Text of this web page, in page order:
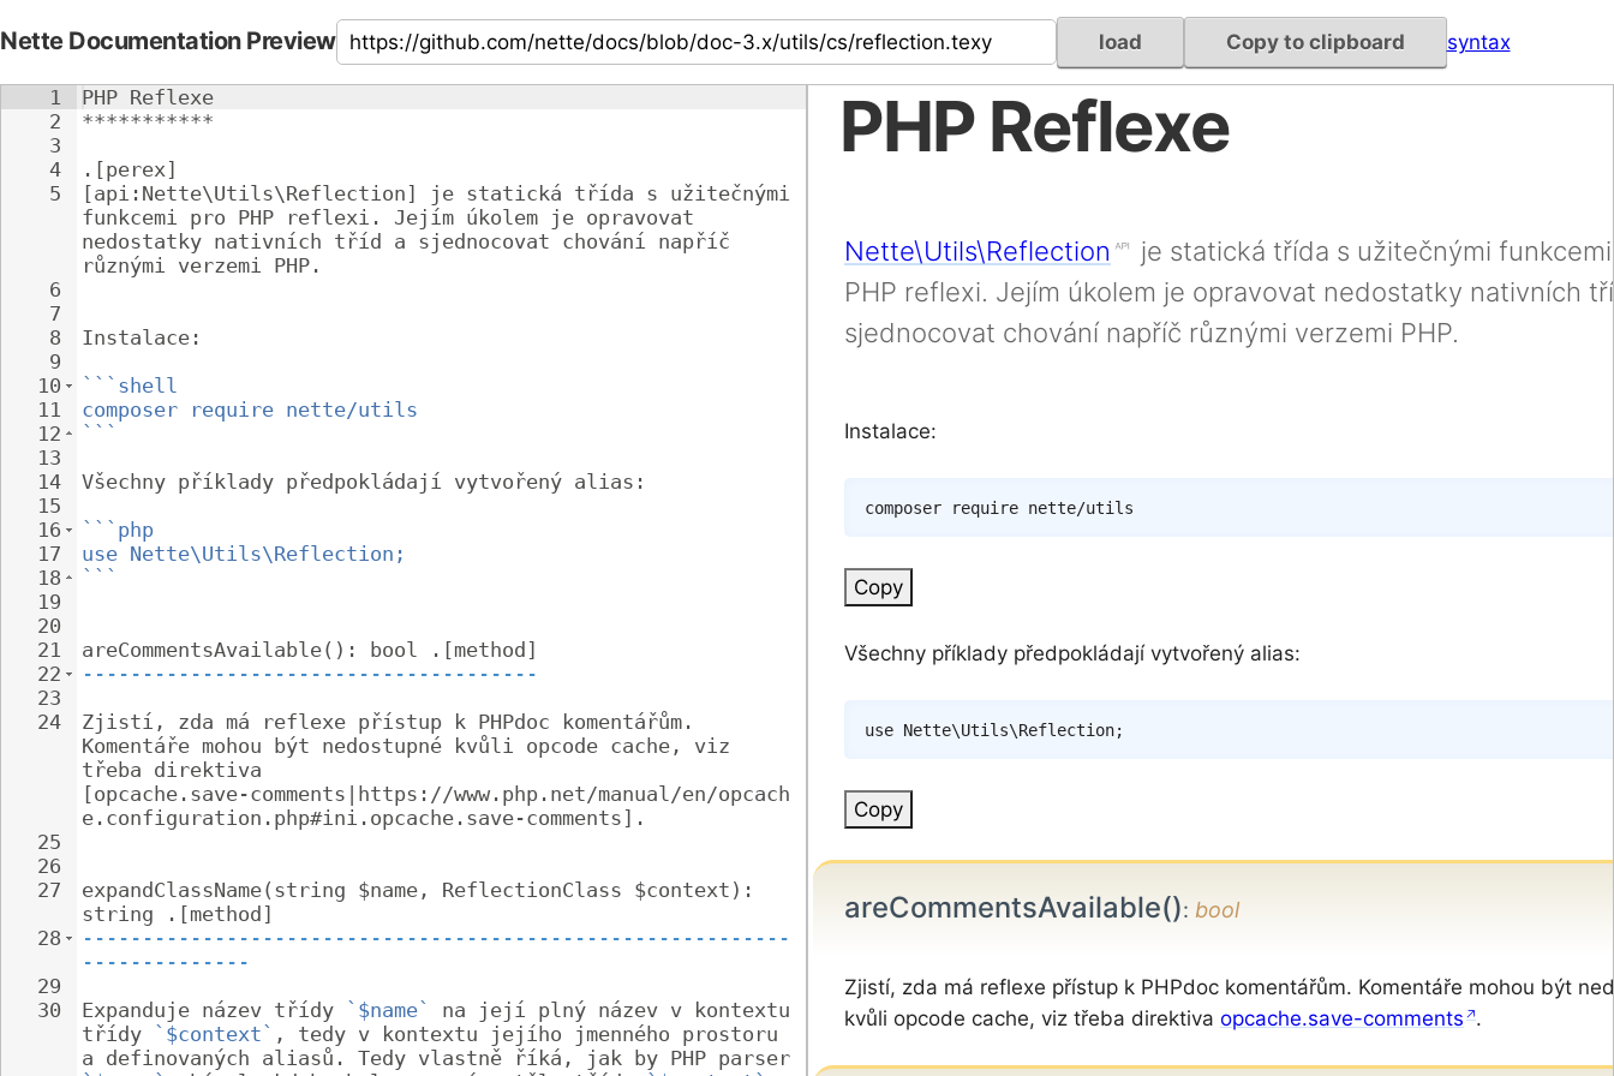
Nette Documentation Preview load Copy to clipboard syntax
1
2
3
4
5
6
7
8
9
10
11
12
13
14
15
16
17
18
19
20
21
22
23
24
25
26
27
28
29
30
PHP Reflexe
***********
.[perex]
[api:Nette\Utils\Reflection] je statická třída s užitečnými
funkcemi pro PHP reflexi. Jejím úkolem je opravovat
nedostatky nativních tříd a sjednocovat chování napříč
různými verzemi PHP.
Instalace:
```shell
composer require nette/utils
```
Všechny příklady předpokládají vytvořený alias:
```php
use Nette\Utils\Reflection;
```
areCommentsAvailable(): bool .[method]
--------------------------------------
Zjistí, zda má reflexe přístup k PHPdoc komentářům.
Komentáře mohou být nedostupné kvůli opcode cache, viz
třeba direktiva
[opcache.save-comments|https://www.php.net/manual/en/opcach
e.configuration.php#ini.opcache.save-comments].
expandClassName(string $name, ReflectionClass $context):
string .[method]
-----------------------------------------------------------
--------------
Expanduje název třídy
`$name`
na její plný název v kontextu
třídy
`$context` , tedy v kontextu jejího jmenného prostoru
a definovaných aliasů. Tedy vlastně říká, jak by PHP parser
PHP Reflexe
Nette\Utils\Reflection
je statická třída s užitečnými
PHP reflexi. Jejím úkolem je opravovat nedostatky nativních
sjednocovat chování napříč různými verzemi PHP.
Instalace:
composer
Copy
Všechny příklady předpokládají vytvořený alias:
use Nette\Utils\Reflection;
Copy
areCommentsAvailable(): bool
Zjistí, zda má reflexe přístup k PHPdoc komentářům. Komentáře mohou být
kvůli opcode cache, viz třeba direktiva opcache.save-comments .